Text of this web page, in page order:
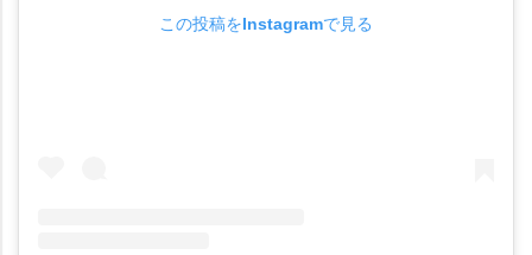
この投稿をInstagramで見る